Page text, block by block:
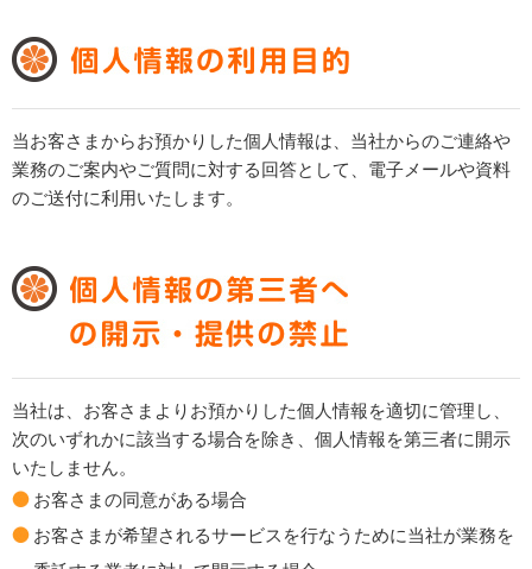
当お客さまからお預かりした個人情報は、当社からのご連絡や
業務のご案内やご質問に対する回答として、電子メールや資料
のご送付に利用いたします。
当社は、お客さまよりお預かりした個人情報を適切に管理し、
次のいずれかに該当する場合を除き、個人情報を第三者に開示
いたしません。
お客さまの同意がある場合
お客さまが希望されるサービスを行なうために当社が業務を